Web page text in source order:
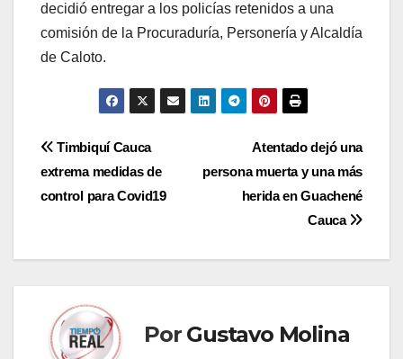
decidió entregar a los policías retenidos a una
comisión de la Procuraduría, Personería y Alcaldía
de Caloto.
Navegación
de
Atentado dejó una
persona muerta y una más
herida en Guachené
Cauca
Timbiquí Cauca
extrema medidas de
control para Covid19
Por Gustavo Molina